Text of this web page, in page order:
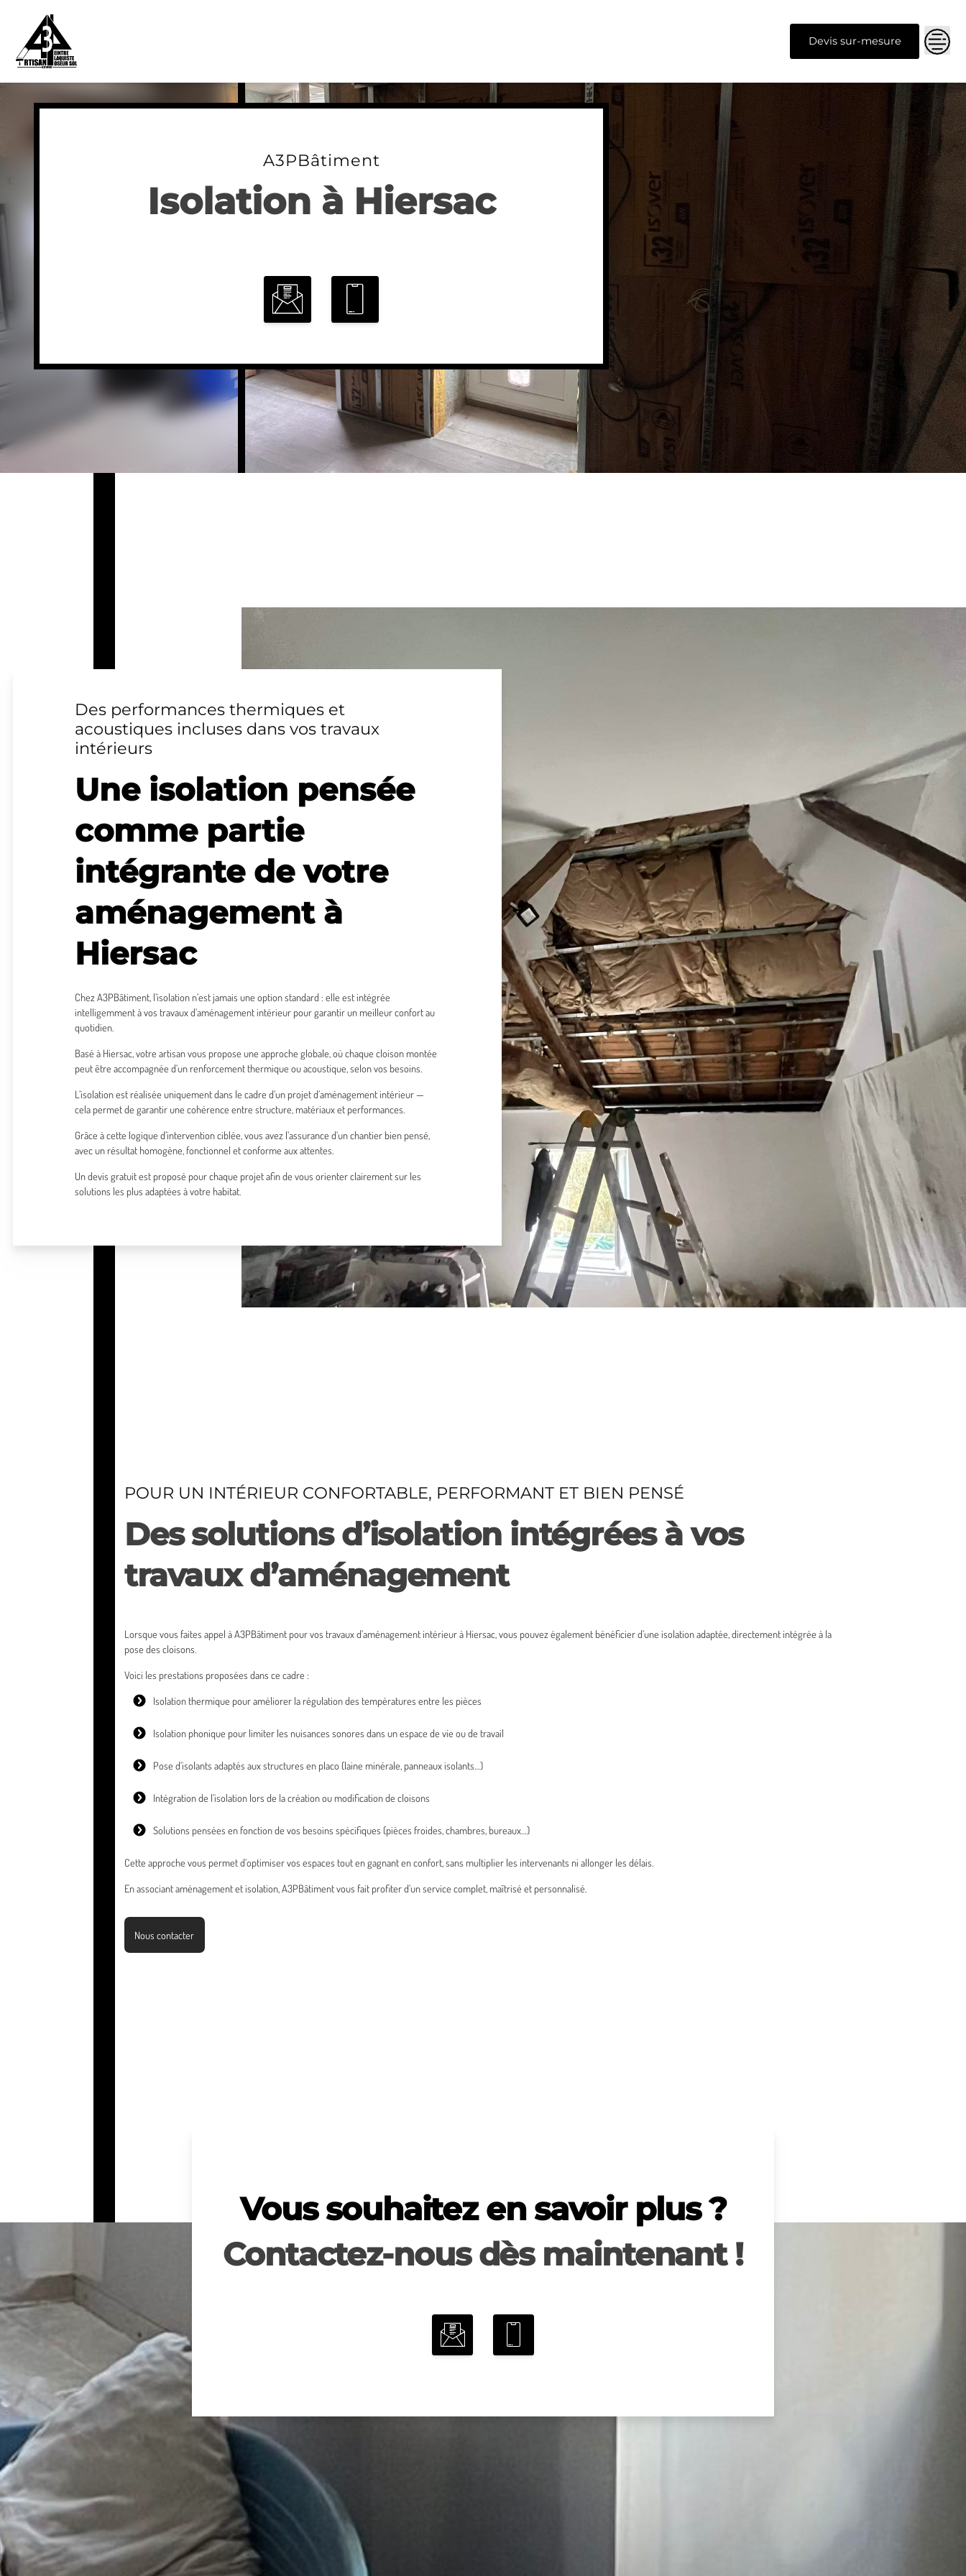
content
Devis sur-mesure
A3PBâtiment
Isolation à Hiersac
Des performances thermiques et
acoustiques incluses dans vos travaux
intérieurs
Une isolation pensée
comme partie
intégrante de votre
aménagement à
Hiersac
Chez A3PBâtiment, l’isolation n’est jamais une option standard : elle est intégrée
intelligemment à vos travaux d’aménagement intérieur pour garantir un meilleur confort au
quotidien.
Basé à Hiersac, votre artisan vous propose une approche globale, où chaque cloison montée
peut être accompagnée d’un renforcement thermique ou acoustique, selon vos besoins.
L’isolation est réalisée uniquement dans le cadre d’un projet d’aménagement intérieur —
cela permet de garantir une cohérence entre structure, matériaux et performances.
Grâce à cette logique d’intervention ciblée, vous avez l’assurance d’un chantier bien pensé,
avec un résultat homogène, fonctionnel et conforme aux attentes.
Un devis gratuit est proposé pour chaque projet afin de vous orienter clairement sur les
solutions les plus adaptées à votre habitat.
POUR UN INTÉRIEUR CONFORTABLE, PERFORMANT ET BIEN PENSÉ
Des solutions d’isolation intégrées à vos
travaux d’aménagement
Lorsque vous faites appel à A3PBâtiment pour vos travaux d’aménagement intérieur à Hiersac, vous pouvez également bénéficier d’une isolation adaptée, directement intégrée à la
pose des cloisons.
Voici les prestations proposées dans ce cadre :
Isolation thermique pour améliorer la régulation des températures entre les pièces
Isolation phonique pour limiter les nuisances sonores dans un espace de vie ou de travail
Pose d’isolants adaptés aux structures en placo (laine minérale, panneaux isolants…)
Intégration de l’isolation lors de la création ou modification de cloisons
Solutions pensées en fonction de vos besoins spécifiques (pièces froides, chambres, bureaux…)
Cette approche vous permet d’optimiser vos espaces tout en gagnant en confort, sans multiplier les intervenants ni allonger les délais.
En associant aménagement et isolation, A3PBâtiment vous fait profiter d’un service complet, maîtrisé et personnalisé.
Nous contacter
Vous souhaitez en savoir plus ?
Contactez-nous dès maintenant !